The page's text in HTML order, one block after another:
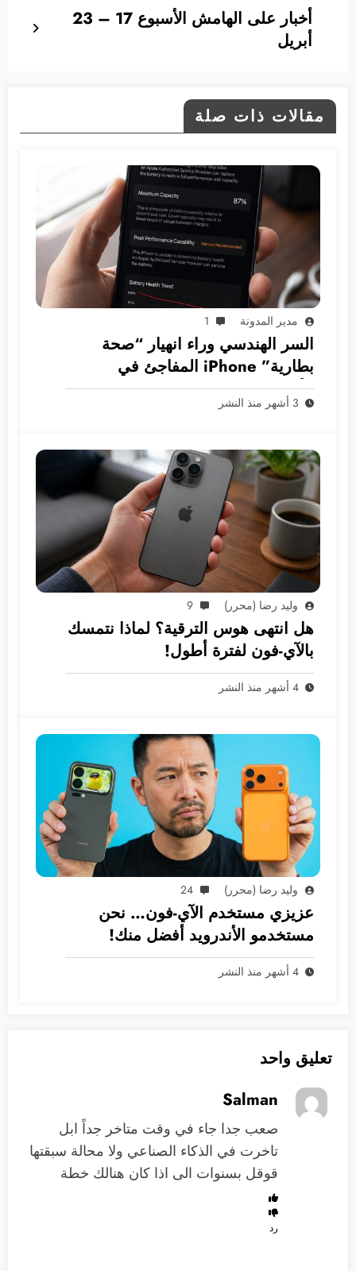
أخبار على الهامش الأسبوع 17 – 23
أبريل
مقالات ذات صلة
مدير المدونة 1
السر الهندسي وراء انهيار “صحة
بطارية” iPhone المفاجئ في
الأسواق العربية
3 أشهر منذ النشر
وليد رضا (محرر) 9
هل انتهى هوس الترقية؟ لماذا نتمسك
بالآي-فون لفترة أطول!
4 أشهر منذ النشر
وليد رضا (محرر) 24
عزيزي مستخدم الآي-فون… نحن
مستخدمو الأندرويد أفضل منك!
4 أشهر منذ النشر
تعليق واحد
Salman
صعب جدا جاء في وقت متاخر جداً ابل
تاخرت في الذكاء الصناعي ولا محالة سبقتها
قوقل بسنوات الى اذا كان هنالك خطة
رد